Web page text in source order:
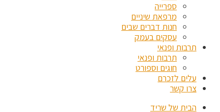
ספרייה
מרפאת שיניים
חנות דברים שבים
עסקים בעמק
תרבות ופנאי
תרבות ופנאי
חוגים וספורט
עלים לזכרם
צרו קשר
הבית של שריד